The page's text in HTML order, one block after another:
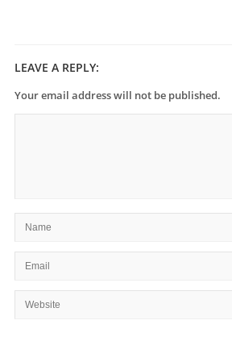
LEAVE A REPLY:
Your email address will not be published.